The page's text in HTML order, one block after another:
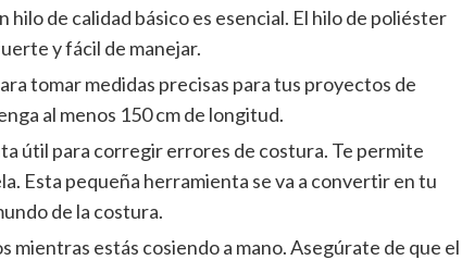
de calidad básico es esencial. El hilo de poliéster
y fácil de manejar.
tomar medidas precisas para tus proyectos de
al menos 150 cm de longitud.
útil para corregir errores de costura. Te permite
Esta pequeña herramienta se va a convertir en tu
de la costura.
mientras estás cosiendo a mano. Asegúrate de que el